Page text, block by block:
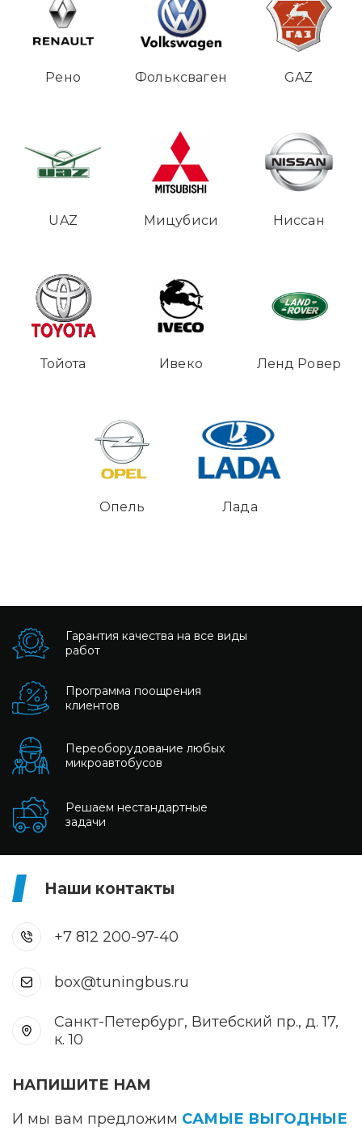
Рено Фольксваген GAZ
UAZ Мицубиси Ниссан
Тойота Ивеко Ленд Ровер
Опель Лада
Гарантия качества на все виды
работ
Программа поощрения
клиентов
Переоборудование любых
микроавтобусов
Решаем нестандартные
задачи
Наши контакты
+7 812 200-97-40
box@tuningbus.ru
Санкт-Петербург, Витебский пр., д. 17,
к. 10
НАПИШИТЕ НАМ
И мы вам предложим САМЫЕ ВЫГОДНЫЕ